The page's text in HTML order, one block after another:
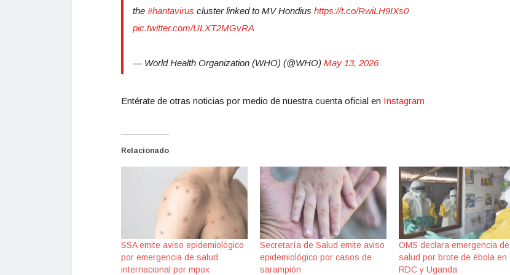
the #hantavirus cluster linked to MV Hondius https://t.co/RwiLH9IXs0
pic.twitter.com/ULXT2MGvRA
— World Health Organization (WHO) (@WHO) May 13, 2026
Entérate de otras noticias por medio de nuestra cuenta oficial en Instagram
Relacionado
SSA emite aviso epidemiológico
por emergencia de salud
internacional por mpox
Secretaría de Salud emite aviso
epidemiológico por casos de
sarampión
OMS declara emergencia de
salud por brote de ébola en
RDC y Uganda